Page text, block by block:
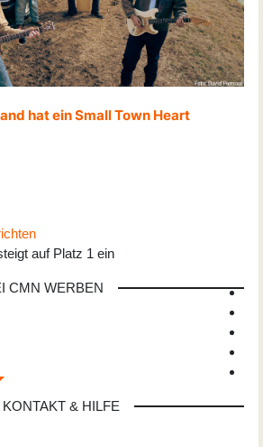
hat ein Small Town Heart
auf Platz 1 ein
CMN WERBEN
KONTAKT & HILFE